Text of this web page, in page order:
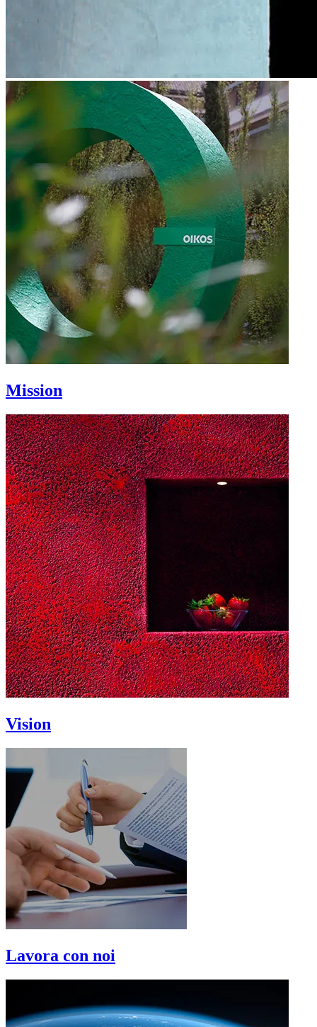
Mission
Vision
Lavora con noi